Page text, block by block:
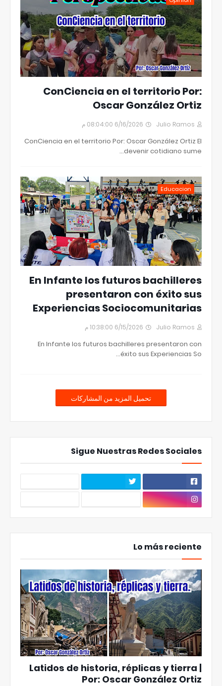
ConCiencia en el territorio Por:
Oscar González Ortiz
Julio Ramos 6/16/2026 08:04:00 م
ConCiencia en el territorio Por: Oscar González Ortiz El
devenir cotidiano sume…
Educacion
En Infante los futuros bachilleres
presentaron con éxito sus
Experiencias Sociocomunitarias
Julio Ramos 6/15/2026 10:38:00 م
En Infante los futuros bachilleres presentaron con
éxito sus Experiencias So…
تحميل المزيد من المشاركات
Sigue Nuestras Redes Sociales
Lo más reciente
Latidos de historia, réplicas y tierra |
Por: Oscar González Ortiz